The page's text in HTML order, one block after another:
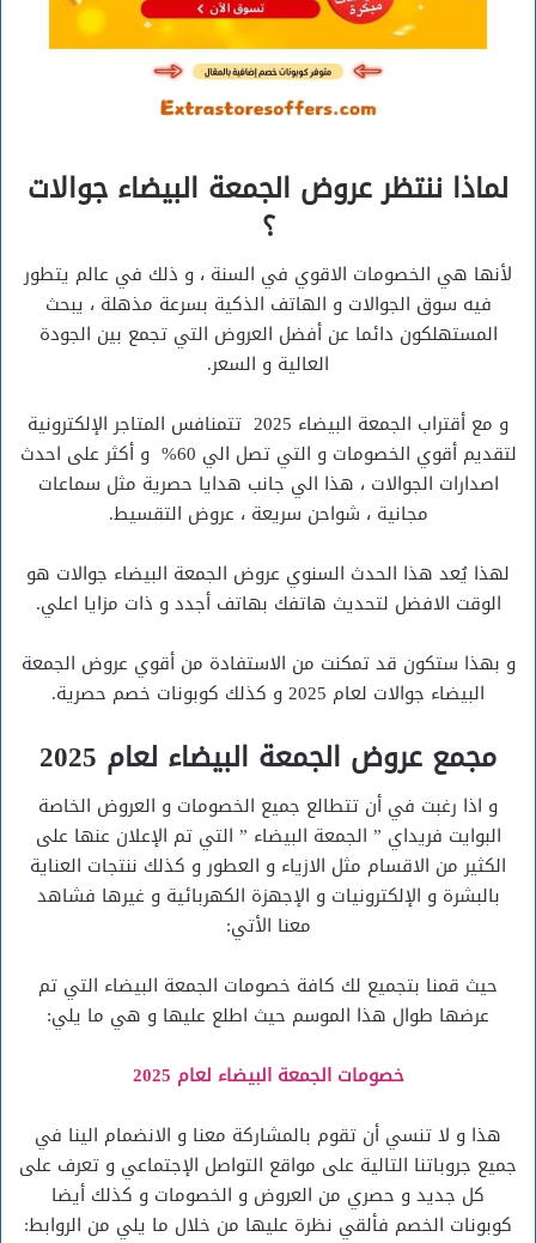
لماذا ننتظر عروض الجمعة البيضاء جوالات
؟
لأنها هي الخصومات الاقوي في السنة ، و ذلك في عالم يتطور
فيه سوق الجوالات و الهاتف الذكية بسرعة مذهلة ، يبحث
المستهلكون دائما عن أفضل العروض التي تجمع بين الجودة
العالية و السعر.
و مع أقتراب الجمعة البيضاء 2025 تتمنافس المتاجر الإلكترونية
لتقديم أقوي الخصومات و التي تصل الي 60% و أكثر على احدث
اصدارات الجوالات ، هذا الي جانب هدايا حصرية مثل سماعات
مجانية ، شواحن سريعة ، عروض التقسيط.
لهذا يُعد هذا الحدث السنوي عروض الجمعة البيضاء جوالات هو
الوقت الافضل لتحديث هاتفك بهاتف أجدد و ذات مزايا اعلي.
و بهذا ستكون قد تمكنت من الاستفادة من أقوي عروض الجمعة
البيضاء جوالات لعام 2025 و كذلك كوبونات خصم حصرية.
مجمع عروض الجمعة البيضاء لعام 2025
و اذا رغبت في أن تتطالع جميع الخصومات و العروض الخاصة
البوايت فريداي ” الجمعة البيضاء ” التي تم الإعلان عنها على
الكثير من الاقسام مثل الازياء و العطور و كذلك ننتجات العناية
بالبشرة و الإلكترونيات و الإجهزة الكهربائية و غيرها فشاهد
معنا الأتي:
حيث قمنا بتجميع لك كافة خصومات الجمعة البيضاء التي تم
عرضها طوال هذا الموسم حيث اطلع عليها و هي ما يلي:
خصومات الجمعة البيضاء لعام 2025
هذا و لا تنسي أن تقوم بالمشاركة معنا و الانضمام الينا في
جميع جروباتنا التالية على مواقع التواصل الإجتماعي و تعرف على
كل جديد و حصري من العروض و الخصومات و كذلك أيضا
كوبونات الخصم فألقي نظرة عليها من خلال ما يلي من الروابط: